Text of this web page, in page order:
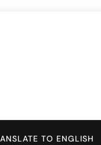
TO ENGLISH